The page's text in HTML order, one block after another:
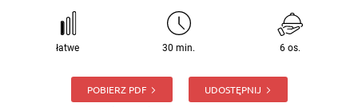
łatwe 30 min. 6 os.
POBIERZ PDF UDOSTĘPNIJ